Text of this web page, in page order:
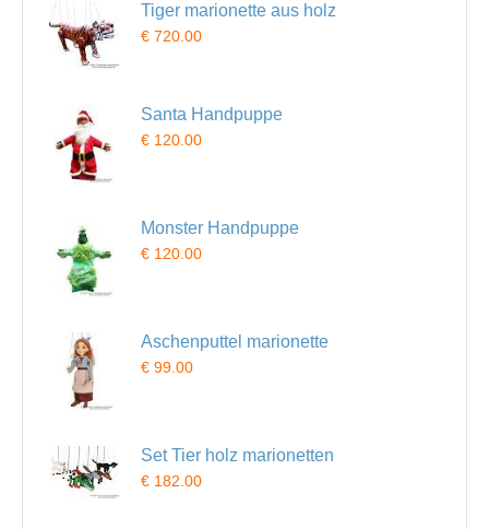
Tiger marionette aus holz
€ 720.00
Santa Handpuppe
€ 120.00
Monster Handpuppe
€ 120.00
Aschenputtel marionette
€ 99.00
Set Tier holz marionetten
€ 182.00